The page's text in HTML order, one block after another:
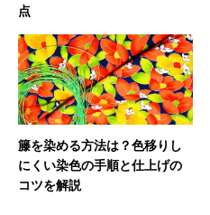
点
籐を染める方法は？色移りし
にくい染色の手順と仕上げの
コツを解説